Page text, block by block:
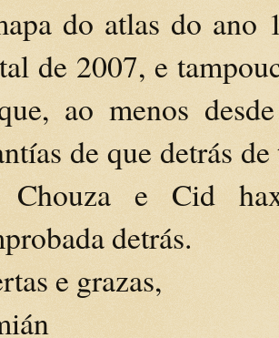
do atlas do ano
de 2007, e
ao menos
de que detrás
Chouza e Cid
detrás.
e grazas,